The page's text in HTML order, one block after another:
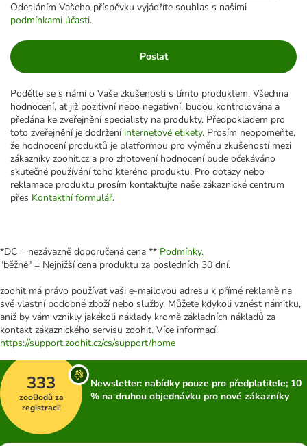
Odesláním Vašeho příspěvku vyjádříte souhlas s našimi
podmínkami účasti.
Poslat
Podělte se s námi o Vaše zkušenosti s tímto produktem. Všechna
hodnocení, ať již pozitivní nebo negativní, budou kontrolována a
předána ke zveřejnění specialisty na produkty. Předpokladem pro
toto zveřejnění je dodržení internetové etikety. Prosím neopomeňte,
že hodnocení produktů je platformou pro výměnu zkušeností mezi
zákazníky zoohit.cz a pro zhotovení hodnocení bude očekáváno
skutečné používání toho kterého produktu. Pro dotazy nebo
reklamace produktu prosím kontaktujte naše zákaznické centrum
přes Kontaktní formulář.
*DC = nezávazně doporučená cena ** Podmínky.
"běžně" = Nejnižší cena produktu za posledních 30 dní.
zoohit má právo používat vaši e-mailovou adresu k přímé reklamě na
své vlastní podobné zboží nebo služby. Můžete kdykoli vznést námitku,
aniž by vám vznikly jakékoli náklady kromě základních nákladů za
kontakt zákaznického servisu zoohit. Více informací:
https://support.zoohit.cz/cs/support/home
333
zooBodů za
registraci!
Newsletter: nabídky pouze pro předplatitele; 10
% na druhou objednávku pro nové zákazníky